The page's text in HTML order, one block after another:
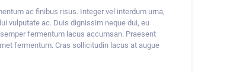
ac finibus risus. Integer vel interdum urna,
vulputate ac. Duis dignissim neque dui, eu
fermentum lacus accumsan. Praesent
fermentum. Cras sollicitudin lacus at augue